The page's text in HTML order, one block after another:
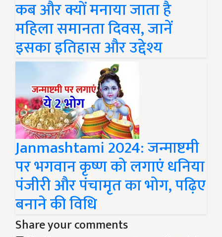
कब और क्यों मनाया जाता है
महिला समानता दिवस, जानें
इसका इतिहास और उद्देश्य
Janmashtami 2024: जन्माष्टमी
पर भगवान कृष्ण को लगाएं धनिया
पंजीरी और पंचामृत का भोग, पढ़िए
बनाने की विधि
Share your comments